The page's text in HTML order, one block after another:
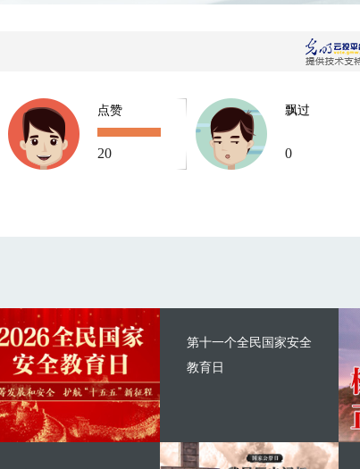
点赞
20
飘过
0
第十一个全民国家安全
教育日